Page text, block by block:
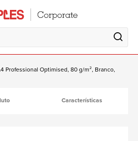
Professional Optimised, 80 g/m², Branco,
Características